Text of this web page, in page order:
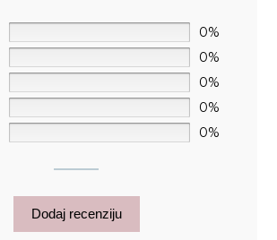
0%
0%
0%
0%
0%
Dodaj recenziju